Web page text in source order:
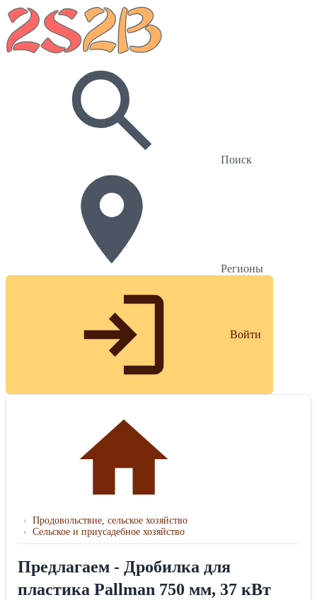
Поиск
Регионы
Войти
› Продовольствие, сельское хозяйство
› Сельское и приусадебное хозяйство
Предлагаем - Дробилка для
пластика Pallman 750 мм, 37 кВт